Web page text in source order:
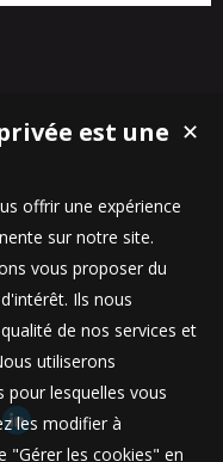
✕
est une
offrir une expérience
sur notre site.
vous proposer du
Ils nous
de nos services et
utiliserons
pour lesquelles vous
les modifier à
"Gérer les cookies" en